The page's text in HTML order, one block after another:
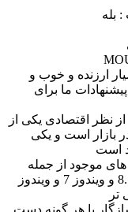
بله
ارزنده و خوب و
ما برای
نظر اقتصادی یکی از
بازار است و یکی
است
موجود از جمله
ویندوز 10 و ویندوز 8 و ویندوز 8.1 و ویندوز 7 و ویندوز
با هر گونه دست